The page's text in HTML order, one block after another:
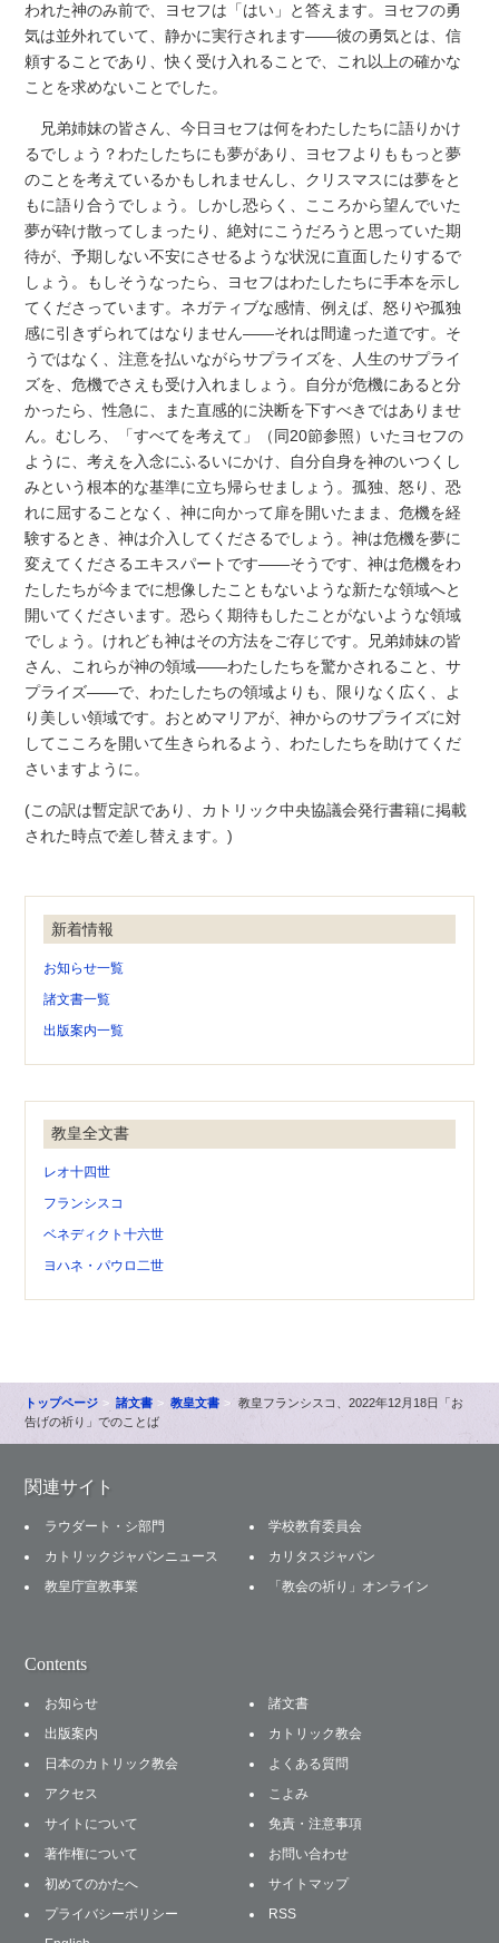
われた神のみ前で、ヨセフは「はい」と答えます。ヨセフの勇
気は並外れていて、静かに実行されます――彼の勇気とは、信
頼することであり、快く受け入れることで、これ以上の確かな
ことを求めないことでした。
兄弟姉妹の皆さん、今日ヨセフは何をわたしたちに語りかけ
るでしょう？わたしたちにも夢があり、ヨセフよりももっと夢
のことを考えているかもしれませんし、クリスマスには夢をと
もに語り合うでしょう。しかし恐らく、こころから望んでいた
夢が砕け散ってしまったり、絶対にこうだろうと思っていた期
待が、予期しない不安にさせるような状況に直面したりするで
しょう。もしそうなったら、ヨセフはわたしたちに手本を示し
てくださっています。ネガティブな感情、例えば、怒りや孤独
感に引きずられてはなりません――それは間違った道です。そ
うではなく、注意を払いながらサプライズを、人生のサプライ
ズを、危機でさえも受け入れましょう。自分が危機にあると分
かったら、性急に、また直感的に決断を下すべきではありませ
ん。むしろ、「すべてを考えて」（同20節参照）いたヨセフの
ように、考えを入念にふるいにかけ、自分自身を神のいつくし
みという根本的な基準に立ち帰らせましょう。孤独、怒り、恐
れに屈することなく、神に向かって扉を開いたまま、危機を経
験するとき、神は介入してくださるでしょう。神は危機を夢に
変えてくださるエキスパートです――そうです、神は危機をわ
たしたちが今までに想像したこともないような新たな領域へと
開いてくださいます。恐らく期待もしたことがないような領域
でしょう。けれども神はその方法をご存じです。兄弟姉妹の皆
さん、これらが神の領域――わたしたちを驚かされること、サ
プライズ――で、わたしたちの領域よりも、限りなく広く、よ
り美しい領域です。おとめマリアが、神からのサプライズに対
してこころを開いて生きられるよう、わたしたちを助けてくだ
さいますように。
(この訳は暫定訳であり、カトリック中央協議会発行書籍に掲載
された時点で差し替えます。)
新着情報
お知らせ一覧
諸文書一覧
出版案内一覧
教皇全文書
レオ十四世
フランシスコ
ベネディクト十六世
ヨハネ・パウロ二世
トップページ 諸文書 教皇文書
教皇フランシスコ、2022年12月18日「お
告げの祈り」でのことば
関連サイト
ラウダート・シ部門
学校教育委員会
カトリックジャパンニュース
カリタスジャパン
教皇庁宣教事業
「教会の祈り」オンライン
Contents
お知らせ
諸文書
出版案内
カトリック教会
日本のカトリック教会
よくある質問
アクセス
こよみ
サイトについて
免責・注意事項
著作権について
お問い合わせ
初めてのかたへ
サイトマップ
プライバシーポリシー
RSS